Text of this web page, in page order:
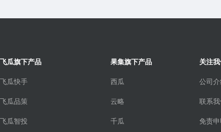
飞瓜旗下产品
飞瓜快手
飞瓜品策
飞瓜智投
果集旗下产品
西瓜
云略
千瓜
关注
公司
联系
免责